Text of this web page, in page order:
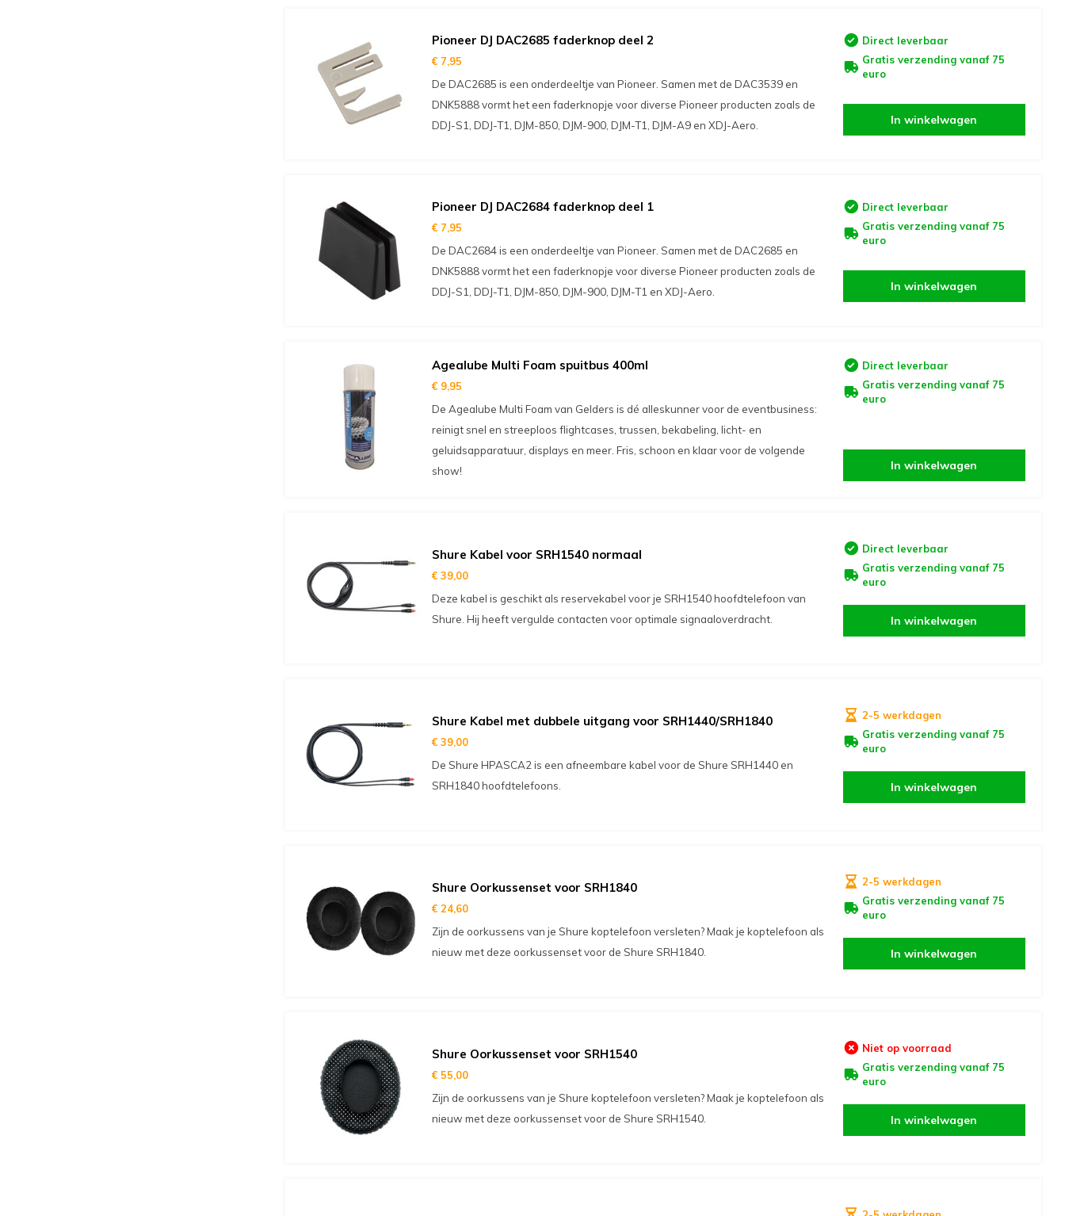
Pioneer DJ DAC2685 faderknop deel 2
€ 7,95
De DAC2685 is een onderdeeltje van Pioneer. Samen met de DAC3539 en
DNK5888 vormt het een faderknopje voor diverse Pioneer producten zoals de
DDJ-S1, DDJ-T1, DJM-850, DJM-900, DJM-T1, DJM-A9 en XDJ-Aero.
Direct leverbaar
Gratis verzending vanaf 75
euro
In winkelwagen
Pioneer DJ DAC2684 faderknop deel 1
€ 7,95
De DAC2684 is een onderdeeltje van Pioneer. Samen met de DAC2685 en
DNK5888 vormt het een faderknopje voor diverse Pioneer producten zoals de
DDJ-S1, DDJ-T1, DJM-850, DJM-900, DJM-T1 en XDJ-Aero.
Direct leverbaar
Gratis verzending vanaf 75
euro
In winkelwagen
Agealube Multi Foam spuitbus 400ml
€ 9,95
De Agealube Multi Foam van Gelders is dé alleskunner voor de eventbusiness:
reinigt snel en streeploos flightcases, trussen, bekabeling, licht- en
geluidsapparatuur, displays en meer. Fris, schoon en klaar voor de volgende
show!
Direct leverbaar
Gratis verzending vanaf 75
euro
In winkelwagen
Shure Kabel voor SRH1540 normaal
€ 39,00
Deze kabel is geschikt als reservekabel voor je SRH1540 hoofdtelefoon van
Shure. Hij heeft vergulde contacten voor optimale signaaloverdracht.
Direct leverbaar
Gratis verzending vanaf 75
euro
In winkelwagen
Shure Kabel met dubbele uitgang voor SRH1440/SRH1840
€ 39,00
De Shure HPASCA2 is een afneembare kabel voor de Shure SRH1440 en
SRH1840 hoofdtelefoons.
2-5 werkdagen
Gratis verzending vanaf 75
euro
In winkelwagen
Shure Oorkussenset voor SRH1840
€ 24,60
Zijn de oorkussens van je Shure koptelefoon versleten? Maak je koptelefoon als
nieuw met deze oorkussenset voor de Shure SRH1840.
2-5 werkdagen
Gratis verzending vanaf 75
euro
In winkelwagen
Shure Oorkussenset voor SRH1540
€ 55,00
Zijn de oorkussens van je Shure koptelefoon versleten? Maak je koptelefoon als
nieuw met deze oorkussenset voor de Shure SRH1540.
Niet op voorraad
Gratis verzending vanaf 75
euro
In winkelwagen